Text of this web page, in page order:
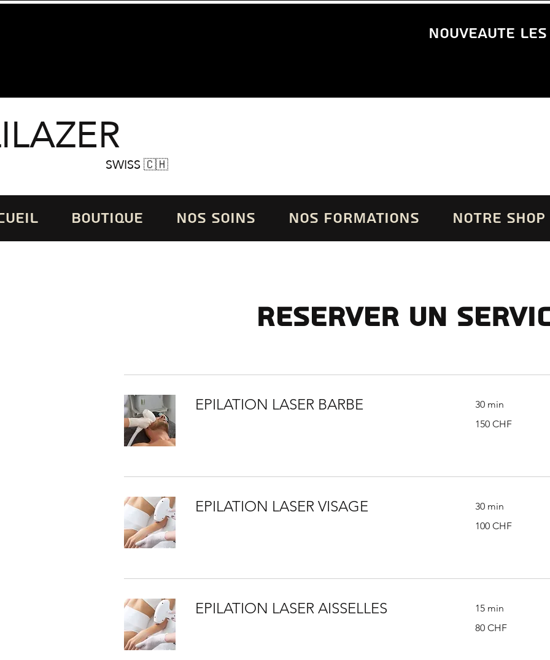
nouveaute
SWISS 🇨🇭
BOUTIQUE NOS SOINS NOS FORMATIONS NOTRE SHOP
Reserver un
EPILATION LASER BARBE 30 min
francs
150 CHF
EPILATION LASER VISAGE 30 min
francs
100 CHF
EPILATION LASER AISSELLES 15 min
francs
80 CHF